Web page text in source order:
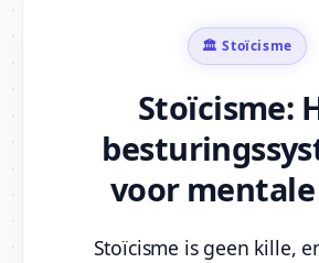
🏛️ Stoïcisme
Stoïcisme:
voor
Stoïcisme is geen kille,